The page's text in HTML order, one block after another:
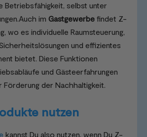
Betriebsfähigkeit, selbst unter
im Gastgewerbe findet Z-
wo es individuelle Raumsteuerung,
und effizientes
bietet. Diese Funktionen
und Gästeerfahrungen
Förderung der Nachhaltigkeit.
nutzen
kannst Du also nutzen, wenn Du Z-